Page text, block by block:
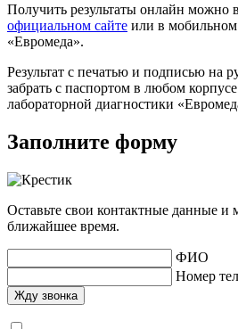
Получить результаты онлайн можно в
официальном сайте или в
«Евромеда».
Результат с печатью и подписью на
забрать с паспортом в любом
лабораторной диагностики
Заполните форму
Оставьте свои контактные данные
ближайшее время.
ФИО
Номер